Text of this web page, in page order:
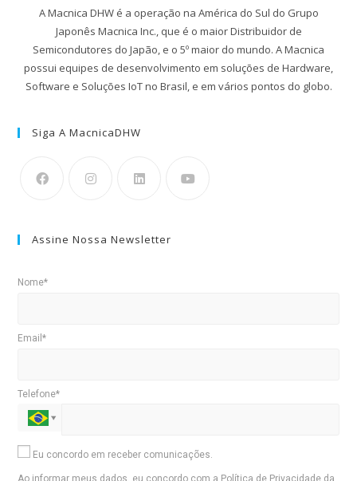
A Macnica DHW é a operação na América do Sul do Grupo
Japonês Macnica Inc., que é o maior Distribuidor de
Semicondutores do Japão, e o 5º maior do mundo. A Macnica
possui equipes de desenvolvimento em soluções de Hardware,
Software e Soluções IoT no Brasil, e em vários pontos do globo.
Siga A MacnicaDHW
Assine Nossa Newsletter
Nome*
Email*
Telefone*
Eu concordo em receber comunicações.
Ao informar meus dados, eu concordo com a Política de Privacidade da